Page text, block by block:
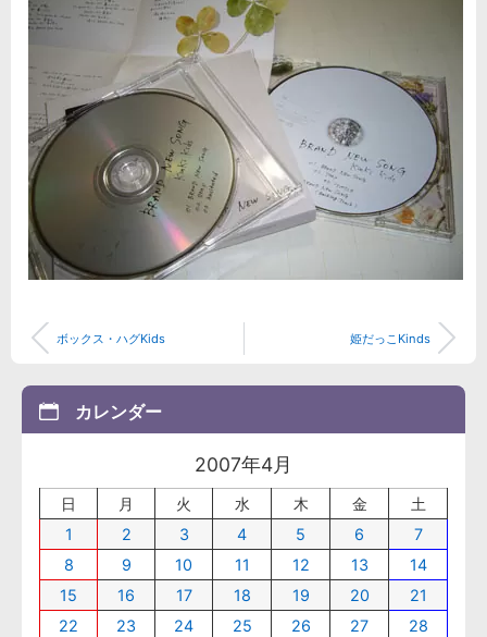
ボックス・ハグKids 姫だっこKinds
カレンダー
2007年4月
日 月 火 水 木 金
土
1
2 3 4 5 6
7
8
9 10 11 12 13
14
15
16 17 18 19 20
21
22
23 24 25 26 27 28